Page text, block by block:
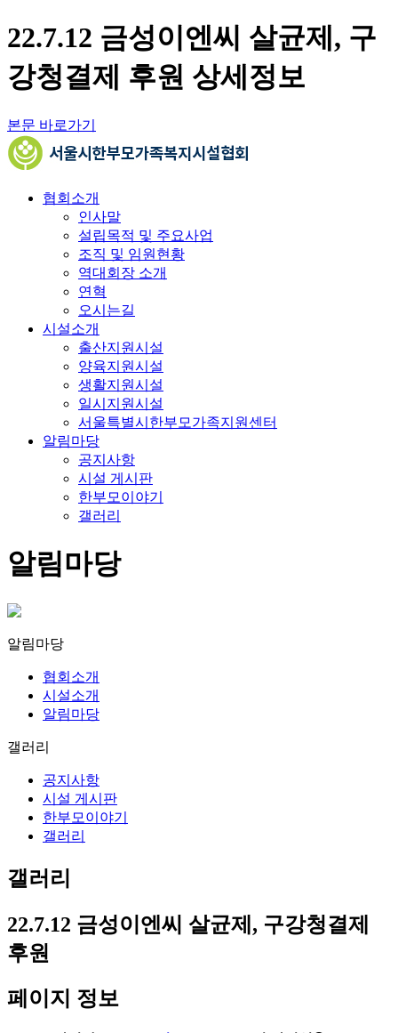
22.7.12 금성이엔씨 살균제, 구
강청결제 후원 상세정보
본문 바로가기
협회소개
인사말
설립목적 및 주요사업
조직 및 임원현황
역대회장 소개
연혁
오시는길
시설소개
출산지원시설
양육지원시설
생활지원시설
일시지원시설
서울특별시한부모가족지원센터
알림마당
공지사항
시설 게시판
한부모이야기
갤러리
알림마당
알림마당
협회소개
시설소개
알림마당
갤러리
공지사항
시설 게시판
한부모이야기
갤러리
갤러리
22.7.12 금성이엔씨 살균제, 구강청결제
후원
페이지 정보